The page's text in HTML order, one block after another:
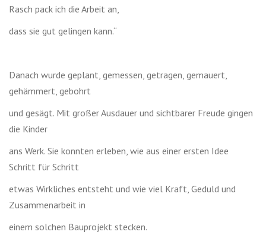
Rasch pack ich die Arbeit an,
dass sie gut gelingen kann.“
Danach wurde geplant, gemessen, getragen, gemauert,
gehämmert, gebohrt
und gesägt. Mit großer Ausdauer und sichtbarer Freude gingen
die Kinder
ans Werk. Sie konnten erleben, wie aus einer ersten Idee
Schritt für Schritt
etwas Wirkliches entsteht und wie viel Kraft, Geduld und
Zusammenarbeit in
einem solchen Bauprojekt stecken.